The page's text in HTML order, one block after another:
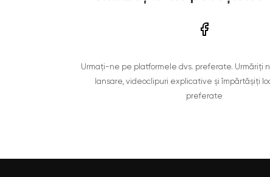
Urmați-ne pe platformele dvs. preferate. Urmăriți
lansare, videoclipuri explicative și împărtășiți
preferate